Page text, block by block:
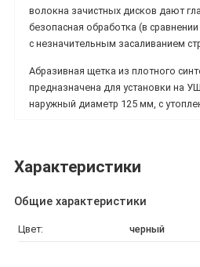
волокна зачистных дисков дают
безопасная обработка (в
с незначительным засаливанием
Абразивная щетка из плотного
предназначена для установки на
наружный диаметр 125 мм, с
Характеристики
Общие характеристики
Цвет: черный